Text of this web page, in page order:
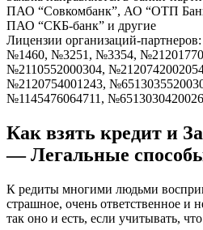
ПАО “Совкомбанк”, АО “ОТП
ПАО “СКБ-банк” и другие
Лицензии организаций-
№1460, №3251, №3354,
№2110552000304,
№2120754001243,
№1145476064711,
Как взять кредит и
— Легальные
К редиты многими людьми
страшное, очень ответственное и
так оно и есть, если учитывать,